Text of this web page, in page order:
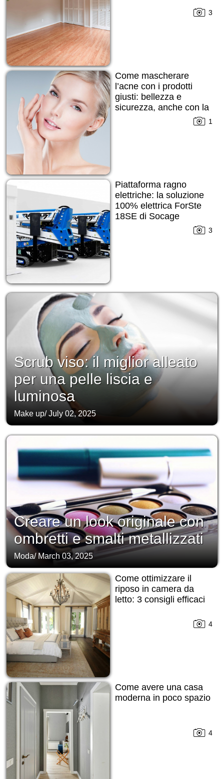
3
Come mascherare
l’acne con i prodotti
giusti: bellezza e
sicurezza, anche con la
1
Piattaforma ragno
elettriche: la soluzione
100% elettrica ForSte
18SE di Socage
3
Scrub viso: il miglior alleato
per una pelle liscia e
luminosa
Make up/July 02, 2025
Creare un look originale con
ombretti e smalti metallizzati
Moda/ March 03, 2025
Come ottimizzare il
riposo in camera da
letto: 3 consigli efficaci
4
Come avere una casa
moderna in poco spazio
4